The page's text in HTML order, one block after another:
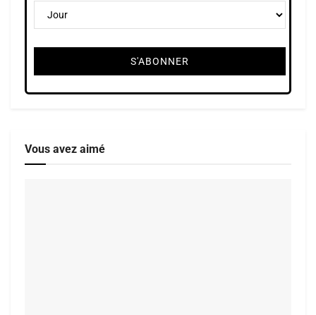
Vous avez aimé